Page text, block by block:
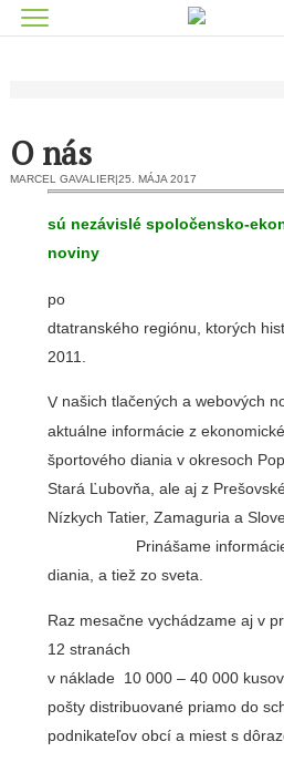
O nás
MARCEL GAVALIER|25. MÁJA 2017
sú nezávislé spoločensko-
noviny
po
dtatranského regiónu, ktorých
2011.
V našich tlačených a webových
aktuálne informácie z
športového diania v okresoch
Stará Ľubovňa, ale aj z
Nízkych Tatier,
Prinášame informácie aj
diania, a tiež zo sveta.
Raz mesačne vychádzame aj v
12 stranách
v náklade 10 000 – 40 000
pošty distribuované priamo do
podnikateľov obcí a miest s